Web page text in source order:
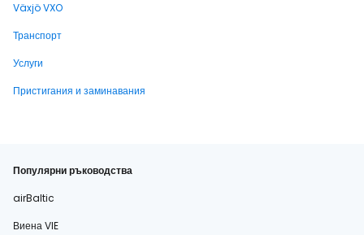
Växjö VXO
Транспорт
Услуги
Пристигания и заминавания
Популярни ръководства
airBaltic
Виена VIE